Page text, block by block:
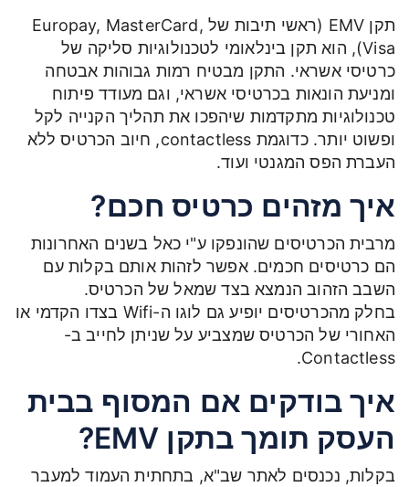
תקן EMV (ראשי תיבות של Europay, MasterCard,
Visa), הוא תקן בינלאומי לטכנולוגיות סליקה של
כרטיסי אשראי. התקן מבטיח רמות גבוהות אבטחה
ומניעת הונאות בכרטיסי אשראי, וגם מעודד פיתוח
טכנולוגיות מתקדמות שיהפכו את תהליך הקנייה לקל
ופשוט יותר. כדוגמת contactless, חיוב הכרטיס ללא
העברת הפס המגנטי ועוד.
איך מזהים כרטיס חכם?
מרבית הכרטיסים שהונפקו ע"י כאל בשנים האחרונות
הם כרטיסים חכמים. אפשר לזהות אותם בקלות עם
השבב הזהוב הנמצא בצד שמאל של הכרטיס.
בחלק מהכרטיסים יופיע גם לוגו ה-Wifi בצדו הקדמי או
האחורי של הכרטיס שמצביע על שניתן לחייב ב-
Contactless.
איך בודקים אם המסוף בבית
העסק תומך בתקן EMV?
בקלות, נכנסים לאתר שב"א, בתחתית העמוד למעבר